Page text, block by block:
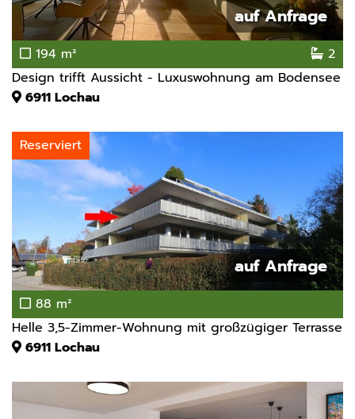
auf Anfrage
194 m²
2
Design trifft Aussicht - Luxuswohnung am Bodensee
6911 Lochau
Reserviert
auf Anfrage
88 m²
Helle 3,5-Zimmer-Wohnung mit großzügiger Terrasse
6911 Lochau